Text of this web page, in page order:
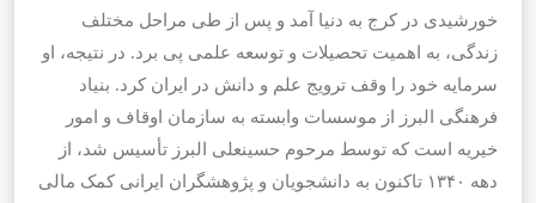
خورشیدی در کرج به دنیا آمد و پس از طی مراحل مختلف
زندگی، به اهمیت تحصیلات و توسعه علمی پی برد. در نتیجه، او
سرمایه خود را وقف ترویج علم و دانش در ایران کرد. بنیاد
فرهنگی البرز از موسسات وابسته به سازمان اوقاف و امور
خیریه است که توسط مرحوم حسینعلی البرز تأسیس شد، از
دهه ۱۳۴۰ تاکنون به دانشجویان و پژوهشگران ایرانی کمک مالی